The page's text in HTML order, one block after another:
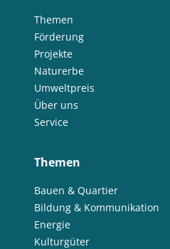
Themen
Förderung
Projekte
Naturerbe
Umweltpreis
Über uns
Service
Themen
Bauen & Quartier
Bildung & Kommunikation
Energie
Kulturgüter